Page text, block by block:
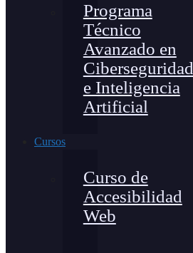
Programa
Técnico
Avanzado en
Ciberseguridad
e Inteligencia
Artificial
Cursos
Curso de
Accesibilidad
Web